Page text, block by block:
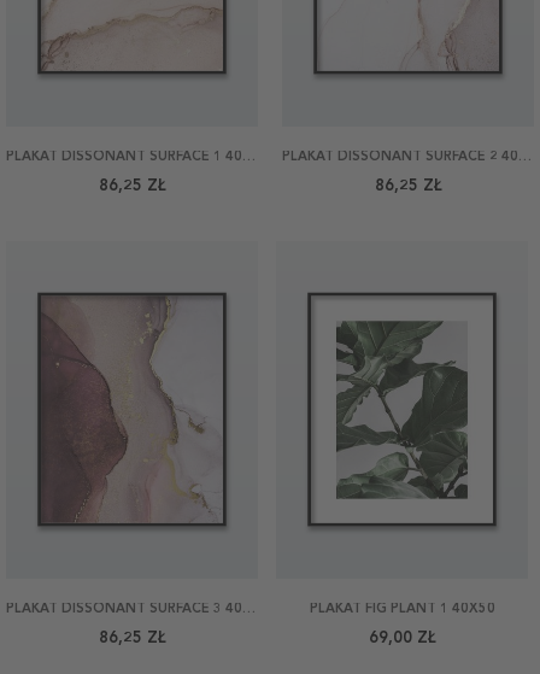
PLAKAT DISSONANT SURFACE 1 40X50
86,25 ZŁ
PLAKAT DISSONANT SURFACE 2 40X50
86,25 ZŁ
PLAKAT DISSONANT SURFACE 3 40X50
86,25 ZŁ
PLAKAT FIG PLANT 1 40X50
69,00 ZŁ